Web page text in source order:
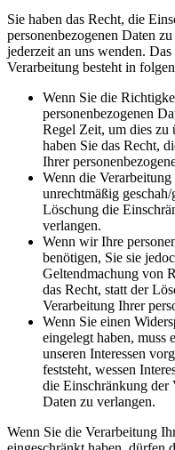
Sie haben das Recht, die
personenbezogenen Daten
jederzeit an uns wenden.
Verarbeitung besteht in
Wenn Sie die
personenbezogenen
Regel Zeit, um dies zu
haben Sie das Recht,
Ihrer
Wenn die
unrechtmäßig
Löschung die
verlangen.
Wenn wir Ihre
benötigen, Sie sie
Geltendmachung von
das Recht, statt der
Verarbeitung Ihrer
Wenn Sie einen
eingelegt haben, muss
unseren Interessen
feststeht, wessen
die Einschränkung der
Daten zu verlangen.
Wenn Sie die Verarbeitung